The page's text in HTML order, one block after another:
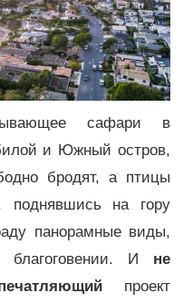
сафари в
и Южный остров,
бродят, а птицы
поднявшись на гору
панорамные виды,
благоговении. И не
проект